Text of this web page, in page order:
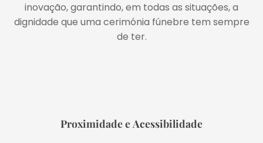
inovação, garantindo, em todas as situações, a
dignidade que uma cerimónia fúnebre tem sempre
de ter.
Proximidade e Acessibilidade